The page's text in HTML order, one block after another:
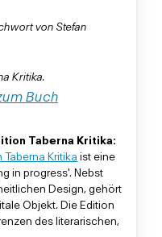
von Stefan
Kritika.
Buch
Taberna Kritika:
Taberna Kritika ist eine
in progress'. Nebst
Design, gehört
Objekt. Die Edition
des literarischen,